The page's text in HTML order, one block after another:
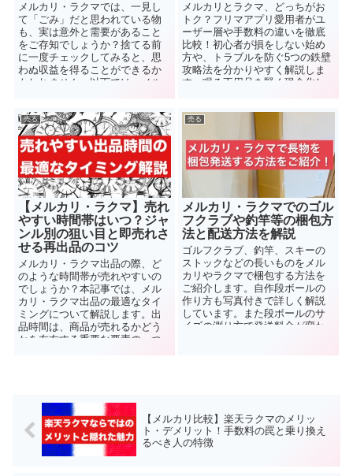
メルカリ・ラクマでは、一見し
て「ごみ」だと思われている物
も、実は意外と需要があること
をご存知でしょうか？捨てる前
に一度チェックしてみると、思
わぬ収益を得ることができるか
もしれません。以下では、メル
メルカリとラクマ、どっちがお
トク？フリマアプリ愛用者がユ
ーザー層や手数料の違いを徹底
比較！初心者が損をしない始め
方や、トラブルを防ぐ5つの鉄壁
攻略法を分かりやすく解説しま
す。眠る不用品を賢く現金化し
売る
【メルカリ・ラクマ】売れ
やすい時間帯はいつ？ジャ
ンル別の狙い目と即売れさ
せる再出品のコツ
メルカリ・ラクマ出品の際、ど
のような時間帯が売れやすいの
でしょうか？本記事では、メル
カリ・ラクマ出品の最適なタイ
ミングについて解説します。出
品時間は、商品が売れるかどう
かを左右する重要な要素の一つ
売る
メルカリ・ラクマでのゴル
フクラブや釣竿等の梱包方
法と配送方法を解説
ゴルフクラブ、釣竿、スキーの
ストックなどの長いものをメル
カリやラクマで梱包する方法を
ご紹介します。自作段ボールの
作り方も写真付きで詳しく解説
しています。また段ボールのサ
イズの測り方で発送料金が変わ
【メルカリ比較】楽天ラクマのメリッ
ト・デメリット！手数料の罠と乗り換え
るべき人の特徴